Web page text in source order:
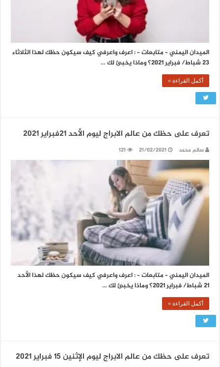
الميدان اليمني – متابعات – : اعرف واعرفي كيف سيكون حظك لهذا الثلاثاء
23 شباط/ فبراير 2021؟ وماذا يخبئ لك …
أكمل القراءة »
تعرف على حظك من عالم الابراج ليوم الأحد 21فبراير 2021
سالم محمد 21/02/2021
121
الميدان اليمني – متابعات – : اعرف واعرفي كيف سيكون حظك لهذا الأحد
21 شباط/ فبراير 2021؟ وماذا يخبئ لك …
أكمل القراءة »
تعرف على حظك من عالم الابراج ليوم الإثنين 15 فبراير 2021